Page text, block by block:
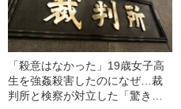
「殺意はなかった」19歳女子高
生を強姦殺害したのになぜ…裁
判所と検察が対立した「驚きの